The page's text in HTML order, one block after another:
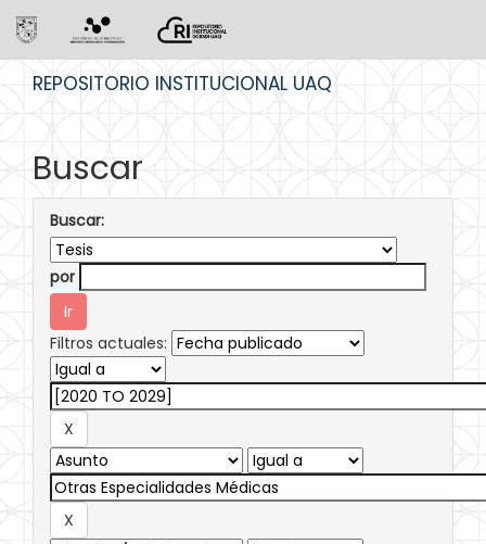
REPOSITORIO INSTITUCIONAL UAQ
Buscar
Buscar:
por
Filtros actuales: